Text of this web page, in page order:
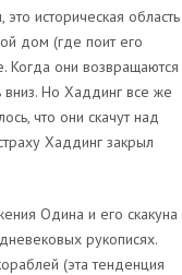
историческая область
дом (где поит его
Когда они возвращаются
Но Хаддинг все же
что они скачут над
Хаддинг закрыл
Одина и его скакуна
рукописях.
(эта тенденция